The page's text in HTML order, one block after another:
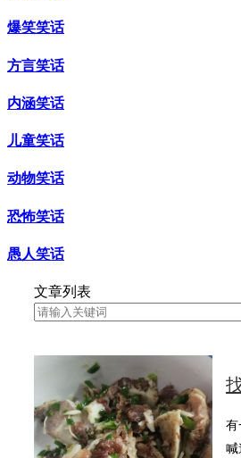
爆笑笑话
方言笑话
内涵笑话
儿童笑话
动物笑话
恐怖笑话
愚人笑话
文章列表
有
喊